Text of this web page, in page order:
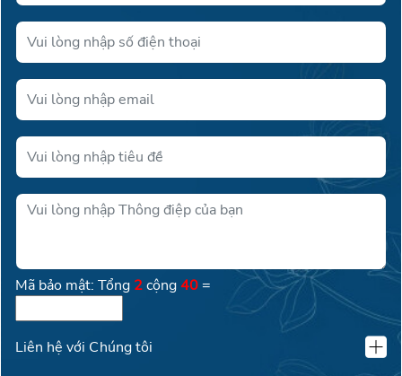
Mã bảo mật: Tổng 2cộng40=
Liên hệ với Chúng tôi